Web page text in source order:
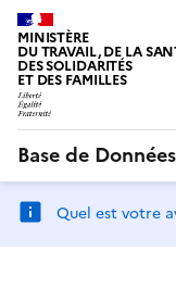
MINISTÈRE
DU TRAVAIL, DE LA
DES SOLIDARITÉS
ET DES FAMILLES
Base de
Quel est votre